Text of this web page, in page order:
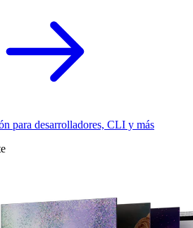
para desarrolladores, CLI y más